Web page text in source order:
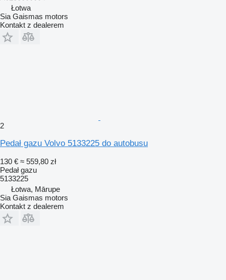
Łotwa
Sia Gaismas motors
Kontakt z dealerem
2
Pedał gazu Volvo 5133225 do autobusu
130 € ≈ 559,80 zł
Pedał gazu
5133225
Łotwa, Mārupe
Sia Gaismas motors
Kontakt z dealerem